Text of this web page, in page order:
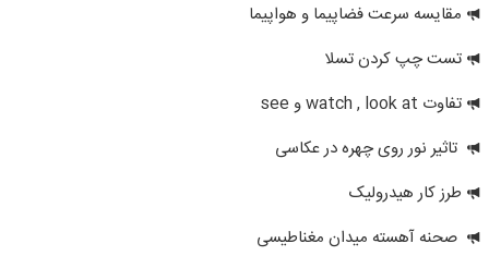
مقایسه سرعت فضاپیما و هواپیما
تست چپ کردن تسلا
تفاوت watch , look at و see
تاثیر نور روی چهره در عکاسی
طرز کار هیدرولیک
صحنه آهسته میدان مغناطیسی